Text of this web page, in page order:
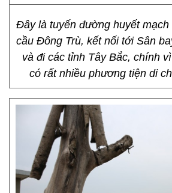
Đây là tuyến đường huyết mạch
cầu Đông Trù, kết nối tới Sân
và đi các tỉnh Tây Bắc, chính
có rất nhiều phương tiện di